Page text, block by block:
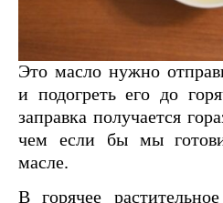
Это масло нужно
и подогреть его до
заправка получается
чем если бы мы
масле.
В горячее